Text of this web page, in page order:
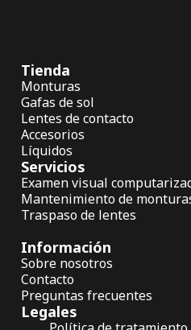
Tienda
Monturas
Gafas de sol
Lentes de contacto
Accesorios
Líquidos
Servicios
Examen visual
Mantenimiento de
Traspaso de lentes
Información
Sobre nosotros
Contacto
Preguntas frecuentes
Legales